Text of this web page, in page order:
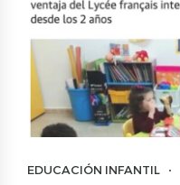
EDUCACIÓN INFANTIL